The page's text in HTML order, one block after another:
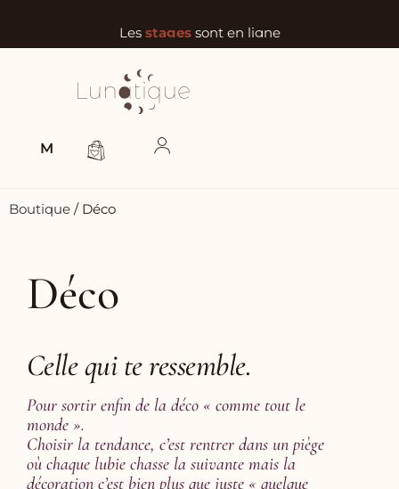
Les stagessont en ligne
Vacances annuelles du 21 juillet au 9 août 2026
Livraison gratuite dès 100€ en Belgique
MENU
Boutique / Déco
Déco
Celle qui te ressemble.
Pour sortir enfin de la déco « comme tout le
monde ».
Choisir la tendance, c’est rentrer dans un piège
où chaque lubie chasse la suivante mais la
décoration c’est bien plus que juste « quelque